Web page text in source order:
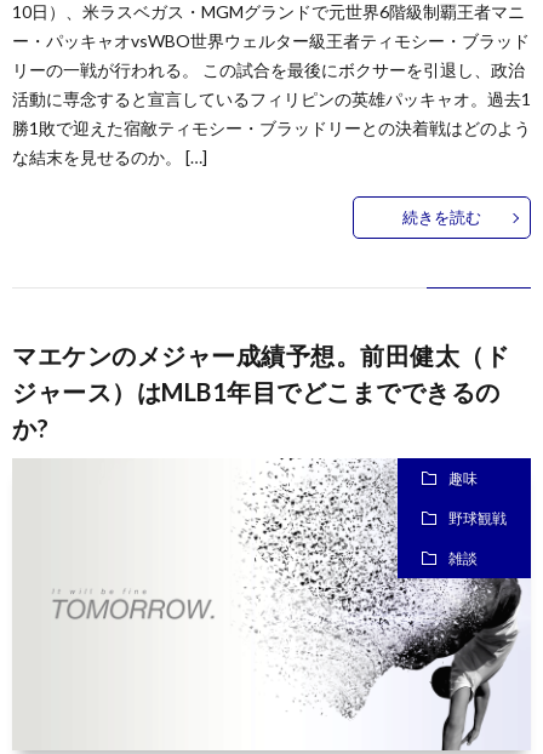
10日）、米ラスベガス・MGMグランドで元世界6階級制覇王者マニ
ー・パッキャオvsWBO世界ウェルター級王者ティモシー・ブラッド
リーの一戦が行われる。 この試合を最後にボクサーを引退し、政治
活動に専念すると宣言しているフィリピンの英雄パッキャオ。過去1
勝1敗で迎えた宿敵ティモシー・ブラッドリーとの決着戦はどのよう
な結末を見せるのか。 […]
続きを読む
マエケンのメジャー成績予想。前田健太（ド
ジャース）はMLB1年目でどこまでできるの
か?
趣味
野球観戦
雑談